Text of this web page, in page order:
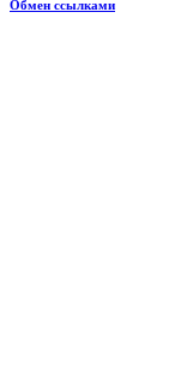
Обмен ссылками